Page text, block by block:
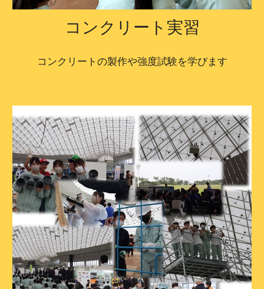
コンクリート実習
コンクリートの製作や強度試験を学びます